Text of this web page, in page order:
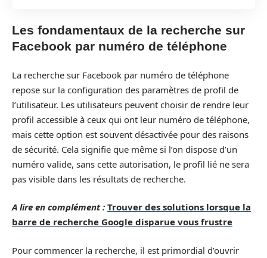
Les fondamentaux de la recherche sur
Facebook par numéro de téléphone
La recherche sur Facebook par numéro de téléphone
repose sur la configuration des paramètres de profil de
l’utilisateur. Les utilisateurs peuvent choisir de rendre leur
profil accessible à ceux qui ont leur numéro de téléphone,
mais cette option est souvent désactivée pour des raisons
de sécurité. Cela signifie que même si l’on dispose d’un
numéro valide, sans cette autorisation, le profil lié ne sera
pas visible dans les résultats de recherche.
A lire en complément : Trouver des solutions lorsque la
barre de recherche Google disparue vous frustre
Pour commencer la recherche, il est primordial d’ouvrir